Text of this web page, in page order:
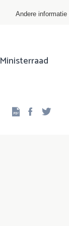
Andere
Ministerraad
Facebook